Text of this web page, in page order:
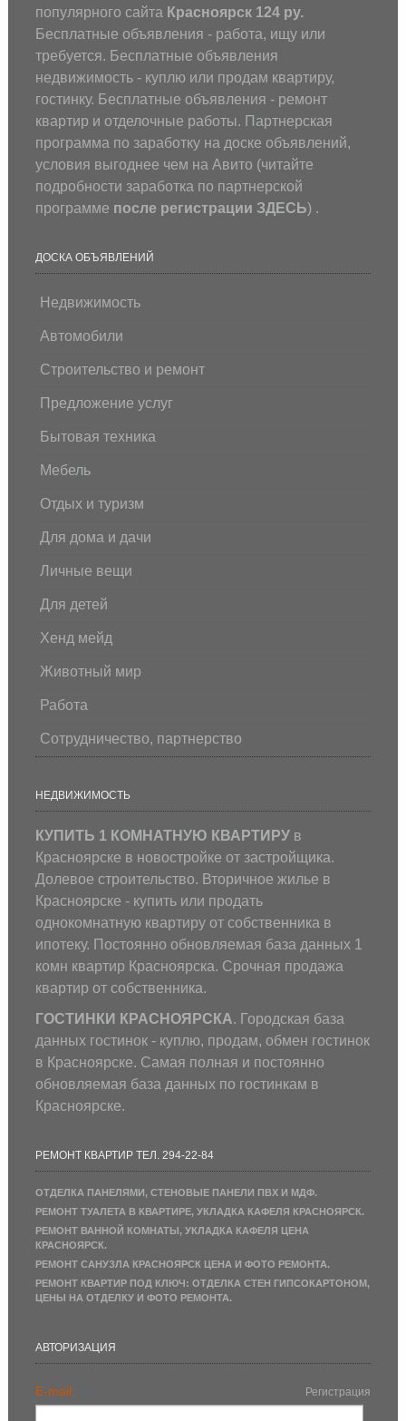
популярного сайта Красноярск 124 ру.
Бесплатные объявления - работа, ищу или
требуется. Бесплатные объявления
недвижимость - куплю или продам квартиру,
гостинку. Бесплатные объявления - ремонт
квартир и отделочные работы. Партнерская
программа по заработку на доске объявлений,
условия выгоднее чем на Авито (читайте
подробности заработка по партнерской
программе после регистрации ЗДЕСЬ) .
ДОСКА ОБЪЯВЛЕНИЙ
Недвижимость
Автомобили
Строительство и ремонт
Предложение услуг
Бытовая техника
Мебель
Отдых и туризм
Для дома и дачи
Личные вещи
Для детей
Хенд мейд
Животный мир
Работа
Сотрудничество, партнерство
НЕДВИЖИМОСТЬ
КУПИТЬ 1 КОМНАТНУЮ КВАРТИРУв
Красноярске в новостройке от застройщика.
Долевое строительство. Вторичное жилье в
Красноярске - купить или продать
однокомнатную квартиру от собственника в
ипотеку. Постоянно обновляемая база данных 1
комн квартир Красноярска. Срочная продажа
квартир от собственника.
ГОСТИНКИ КРАСНОЯРСКА. Городская база
данных гостинок - куплю, продам, обмен гостинок
в Красноярске. Самая полная и постоянно
обновляемая база данных по гостинкам в
Красноярске.
РЕМОНТ КВАРТИР ТЕЛ. 294-22-84
ОТДЕЛКА ПАНЕЛЯМИ, СТЕНОВЫЕ ПАНЕЛИ ПВХ И МДФ.
РЕМОНТ ТУАЛЕТА В КВАРТИРЕ, УКЛАДКА КАФЕЛЯ КРАСНОЯРСК.
РЕМОНТ ВАННОЙ КОМНАТЫ, УКЛАДКА КАФЕЛЯ ЦЕНА
КРАСНОЯРСК.
РЕМОНТ САНУЗЛА КРАСНОЯРСК ЦЕНА И ФОТО РЕМОНТА.
РЕМОНТ КВАРТИР ПОД КЛЮЧ: ОТДЕЛКА СТЕН ГИПСОКАРТОНОМ,
ЦЕНЫ НА ОТДЕЛКУ И ФОТО РЕМОНТА.
АВТОРИЗАЦИЯ
E-mail: Регистрация